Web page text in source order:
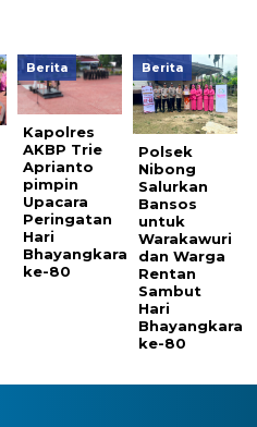
Berita
Kapolres
AKBP Trie
Aprianto
pimpin
Upacara
Peringatan
Hari
Bhayangkara
ke-80
Berita
Polsek
Nibong
Salurkan
Bansos
untuk
Warakawuri
dan Warga
Rentan
Sambut
Hari
Bhayangkara
ke-80